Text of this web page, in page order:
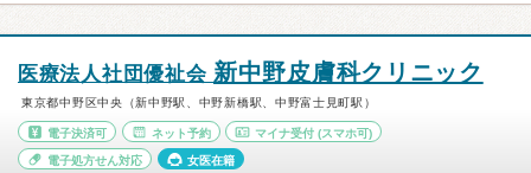
医療法人社団優祉会 新中野皮膚科クリニック
東京都中野区中央（新中野駅、中野新橋駅、中野富士見町駅）
電子決済可 ネット予約 マイナ受付 (スマホ可)
電子処方せん対応 女医在籍